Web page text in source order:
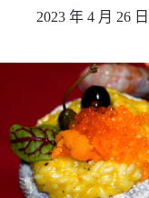
2023 年 4 月 26 日